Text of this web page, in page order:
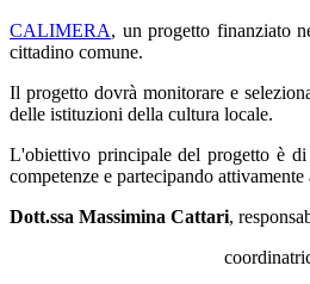
CALIMERA, un progetto finanziato
cittadino comune.
Il progetto dovrà monitorare e
delle istituzioni della cultura locale.
L'obiettivo principale del progetto è
competenze e partecipando
Dott.ssa Massimina Cattari,
coordinatrice dell'Ufficio